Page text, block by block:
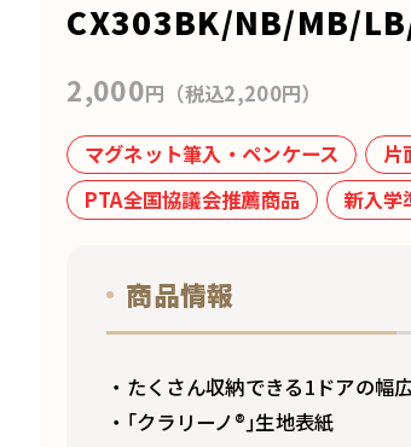
CX303BK/NB/MB/
2,000円（税込2,200円）
マグネット筆入・ペンケース 片
PTA全国協議会推薦商品
新入学
商品情報
・たくさん収納できる1ドアの幅
・｢クラリーノ®︎｣生地表紙